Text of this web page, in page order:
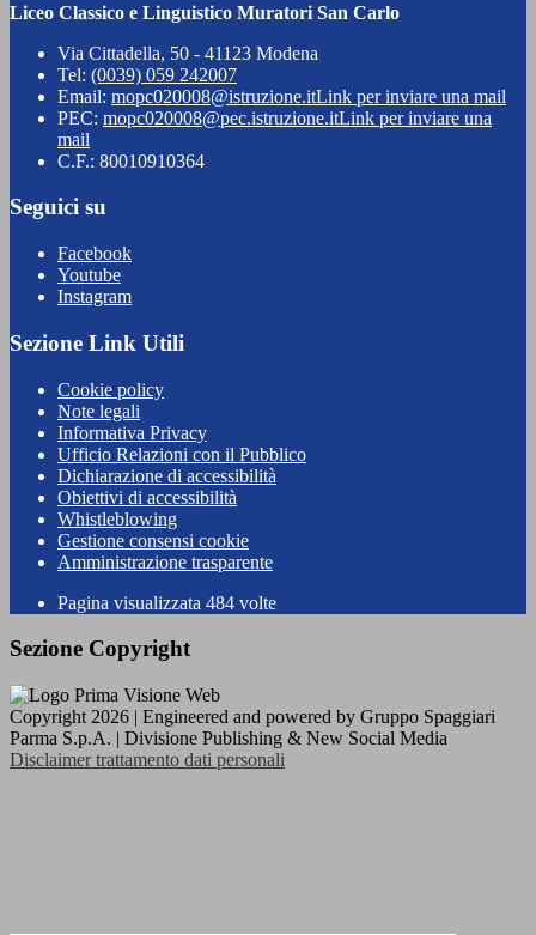
Liceo Classico e Linguistico Muratori San Carlo
Via Cittadella, 50 - 41123 Modena
Tel: (0039) 059 242007
Email: mopc020008@istruzione.itLink per inviare una mail
PEC: mopc020008@pec.istruzione.itLink per inviare una
mail
C.F.: 80010910364
Seguici su
Facebook
Youtube
Instagram
Sezione Link Utili
Cookie policy
Note legali
Informativa Privacy
Ufficio Relazioni con il Pubblico
Dichiarazione di accessibilità
Obiettivi di accessibilità
Whistleblowing
Gestione consensi cookie
Amministrazione trasparente
Pagina visualizzata 484 volte
Sezione Copyright
Copyright 2026 | Engineered and powered by Gruppo Spaggiari
Parma S.p.A. | Divisione Publishing & New Social Media
Disclaimer trattamento dati personali